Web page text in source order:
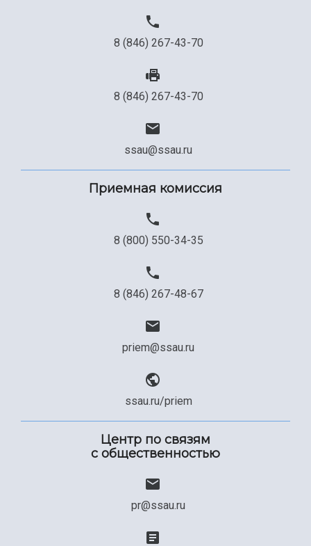
8 (846) 267-43-70
8 (846) 267-43-70
ssau@ssau.ru
Приемная комиссия
8 (800) 550-34-35
8 (846) 267-48-67
priem@ssau.ru
ssau.ru/priem
Центр по связям
с общественностью
pr@ssau.ru